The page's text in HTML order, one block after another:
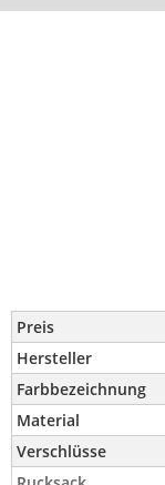
Preis
Hersteller
Farbbezeichnung
Material
Verschlüsse